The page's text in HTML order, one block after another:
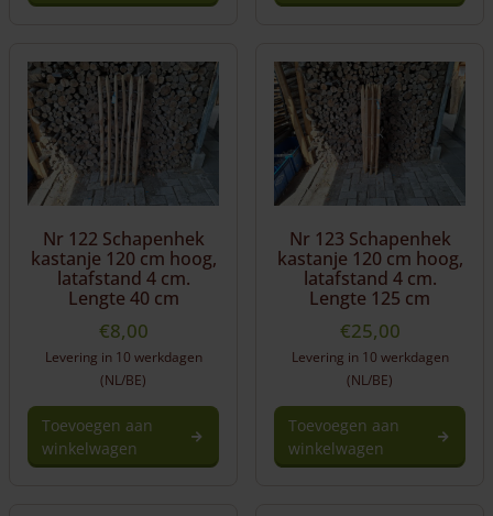
Nr 122 Schapenhek
kastanje 120 cm hoog,
latafstand 4 cm.
Lengte 40 cm
€8,00
Levering in 10 werkdagen
(NL/BE)
Toevoegen aan
winkelwagen
Nr 123 Schapenhek
kastanje 120 cm hoog,
latafstand 4 cm.
Lengte 125 cm
€25,00
Levering in 10 werkdagen
(NL/BE)
Toevoegen aan
winkelwagen